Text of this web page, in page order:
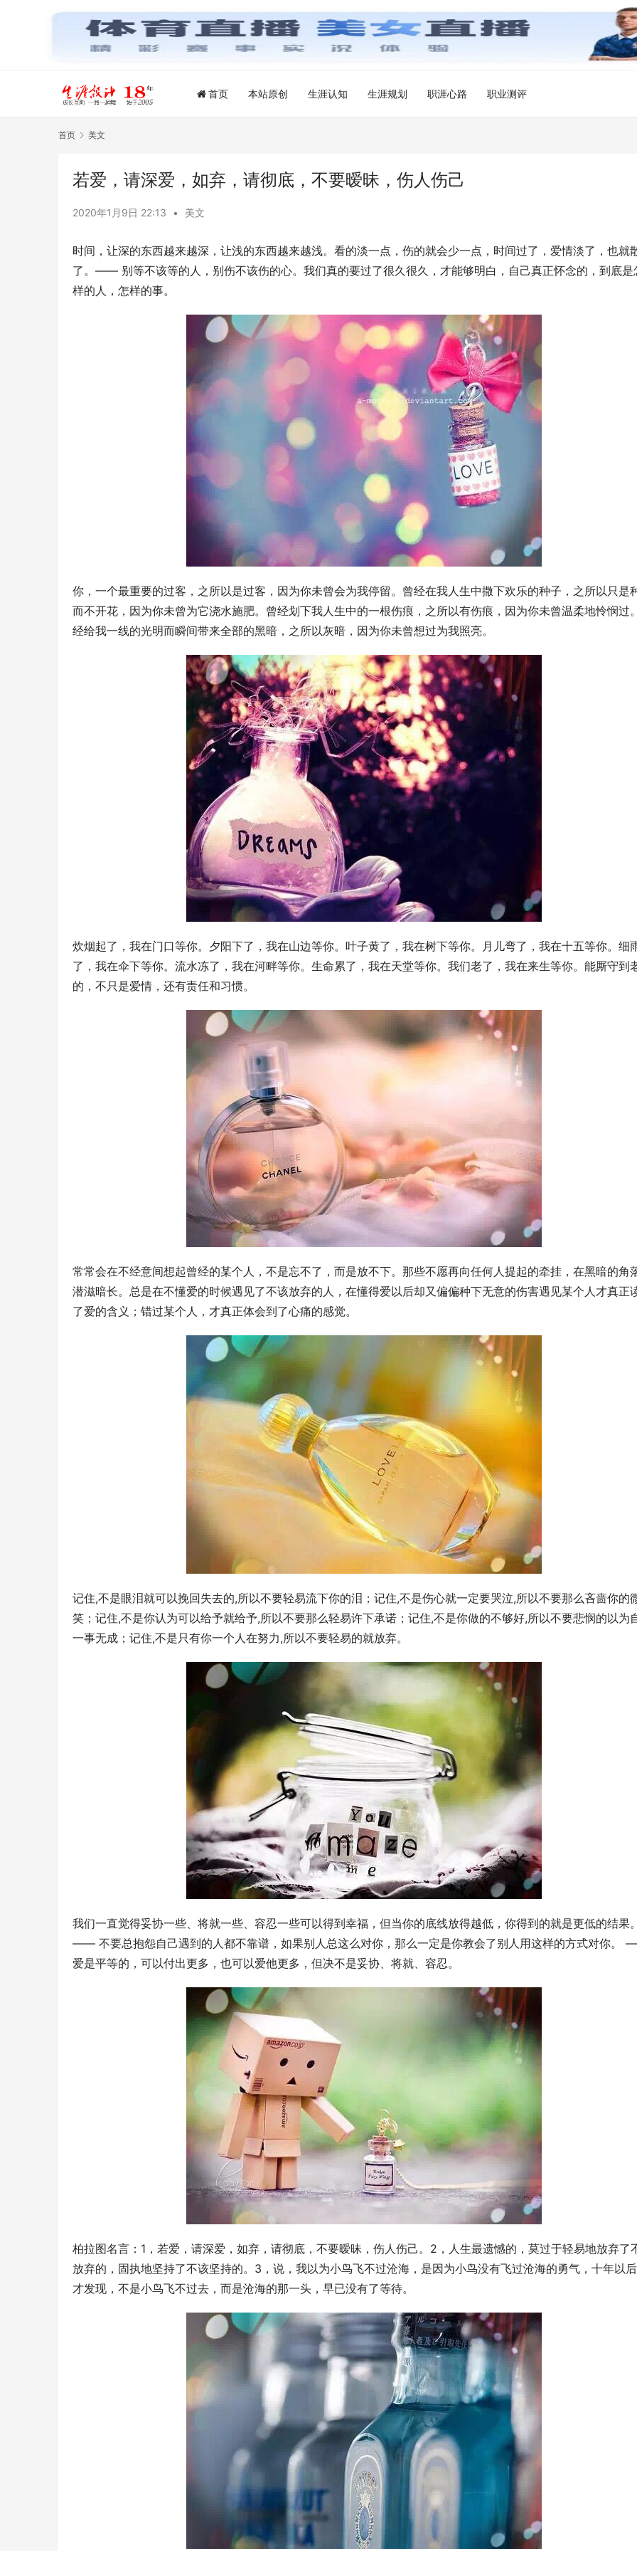
首页 本站原创 生涯认知 生涯规划 职涯心路 职业测评
首页 美文
若爱，请深爱，如弃，请彻底，不要暧昧，伤人伤己
2020年1月9日 22:13 • 美文
时间，让深的东西越来越深，让浅的东西越来越浅。看的淡一点，伤的就会少一点，时间过了，爱情淡了，也就
了。—— 别等不该等的人，别伤不该伤的心。我们真的要过了很久很久，才能够明白，自己真正怀念的，到底是
样的人，怎样的事。
你，一个最重要的过客，之所以是过客，因为你未曾会为我停留。曾经在我人生中撒下欢乐的种子，之所以只是
而不开花，因为你未曾为它浇水施肥。曾经划下我人生中的一根伤痕，之所以有伤痕，因为你未曾温柔地怜悯过
经给我一线的光明而瞬间带来全部的黑暗，之所以灰暗，因为你未曾想过为我照亮。
炊烟起了，我在门口等你。夕阳下了，我在山边等你。叶子黄了，我在树下等你。月儿弯了，我在十五等你。细
了，我在伞下等你。流水冻了，我在河畔等你。生命累了，我在天堂等你。我们老了，我在来生等你。能厮守到
的，不只是爱情，还有责任和习惯。
常常会在不经意间想起曾经的某个人，不是忘不了，而是放不下。那些不愿再向任何人提起的牵挂，在黑暗的角
潜滋暗长。总是在不懂爱的时候遇见了不该放弃的人，在懂得爱以后却又偏偏种下无意的伤害遇见某个人才真正
了爱的含义；错过某个人，才真正体会到了心痛的感觉。
记住,不是眼泪就可以挽回失去的,所以不要轻易流下你的泪；记住,不是伤心就一定要哭泣,所以不要那么吝啬你的
笑；记住,不是你认为可以给予就给予,所以不要那么轻易许下承诺；记住,不是你做的不够好,所以不要悲悯的以为
一事无成；记住,不是只有你一个人在努力,所以不要轻易的就放弃。
我们一直觉得妥协一些、将就一些、容忍一些可以得到幸福，但当你的底线放得越低，你得到的就是更低的结果
—— 不要总抱怨自己遇到的人都不靠谱，如果别人总这么对你，那么一定是你教会了别人用这样的方式对你。
爱是平等的，可以付出更多，也可以爱他更多，但决不是妥协、将就、容忍。
柏拉图名言：1，若爱，请深爱，如弃，请彻底，不要暧昧，伤人伤己。2，人生最遗憾的，莫过于轻易地放弃了
放弃的，固执地坚持了不该坚持的。3，说，我以为小鸟飞不过沧海，是因为小鸟没有飞过沧海的勇气，十年以
才发现，不是小鸟飞不过去，而是沧海的那一头，早已没有了等待。